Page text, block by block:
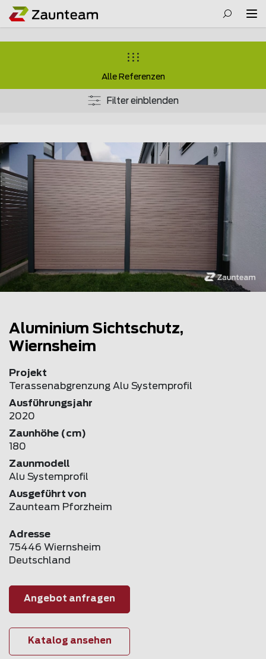
Alle Referenzen
Filter einblenden
Aluminium Sichtschutz,
Wiernsheim
Projekt
Terassenabgrenzung Alu Systemprofil
Ausführungsjahr
2020
Zaunhöhe (cm)
180
Zaunmodell
Alu Systemprofil
Ausgeführt von
Zaunteam Pforzheim
Adresse
75446 Wiernsheim
Deutschland
Angebot anfragen
Katalog ansehen